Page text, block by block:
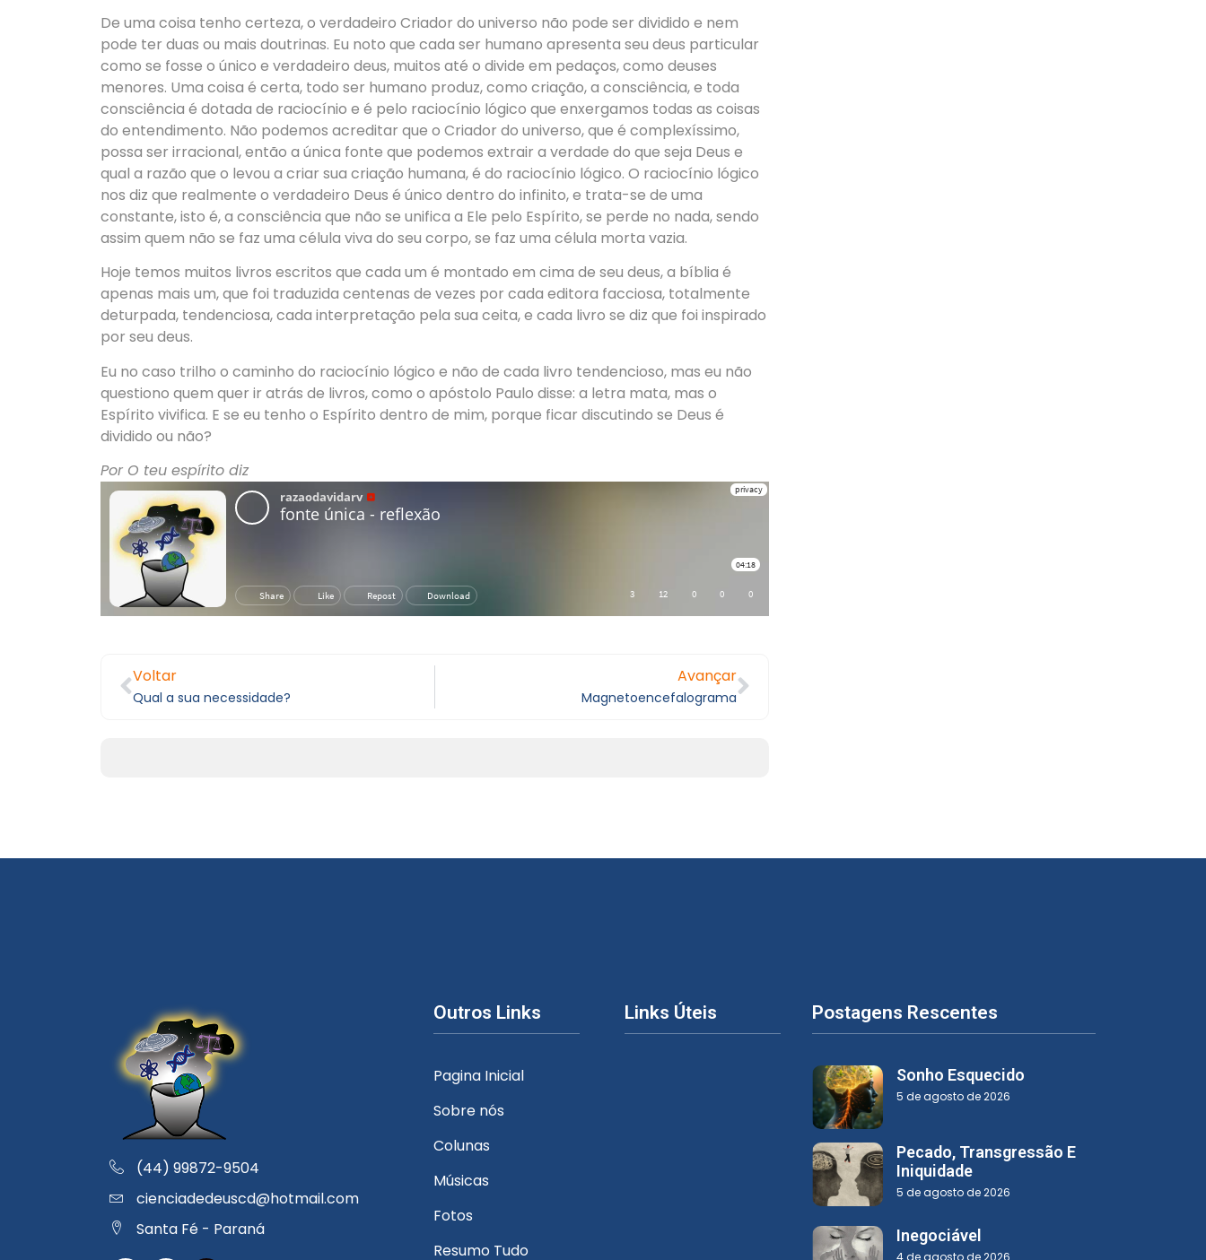
De uma coisa tenho certeza, o verdadeiro Criador do universo não pode ser dividido e nem
pode ter duas ou mais doutrinas. Eu noto que cada ser humano apresenta seu deus particular
como se fosse o único e verdadeiro deus, muitos até o divide em pedaços, como deuses
menores. Uma coisa é certa, todo ser humano produz, como criação, a consciência, e toda
consciência é dotada de raciocínio e é pelo raciocínio lógico que enxergamos todas as coisas
do entendimento. Não podemos acreditar que o Criador do universo, que é complexíssimo,
possa ser irracional, então a única fonte que podemos extrair a verdade do que seja Deus e
qual a razão que o levou a criar sua criação humana, é do raciocínio lógico. O raciocínio lógico
nos diz que realmente o verdadeiro Deus é único dentro do infinito, e trata-se de uma
constante, isto é, a consciência que não se unifica a Ele pelo Espírito, se perde no nada, sendo
assim quem não se faz uma célula viva do seu corpo, se faz uma célula morta vazia.
Hoje temos muitos livros escritos que cada um é montado em cima de seu deus, a bíblia é
apenas mais um, que foi traduzida centenas de vezes por cada editora facciosa, totalmente
deturpada, tendenciosa, cada interpretação pela sua ceita, e cada livro se diz que foi inspirado
por seu deus.
Eu no caso trilho o caminho do raciocínio lógico e não de cada livro tendencioso, mas eu não
questiono quem quer ir atrás de livros, como o apóstolo Paulo disse: a letra mata, mas o
Espírito vivifica. E se eu tenho o Espírito dentro de mim, porque ficar discutindo se Deus é
dividido ou não?
Por O teu espírito diz
Voltar
Qual a sua necessidade?
Avançar
Magnetoencefalograma
(44) 99872-9504
cienciadedeuscd@hotmail.com
Santa Fé - Paraná
Outros Links
Pagina Inicial
Sobre nós
Colunas
Músicas
Fotos
Resumo Tudo
Links Úteis Postagens Rescentes
Sonho Esquecido
5 de agosto de 2026
Pecado, Transgressão E
Iniquidade
5 de agosto de 2026
Inegociável
4 de agosto de 2026